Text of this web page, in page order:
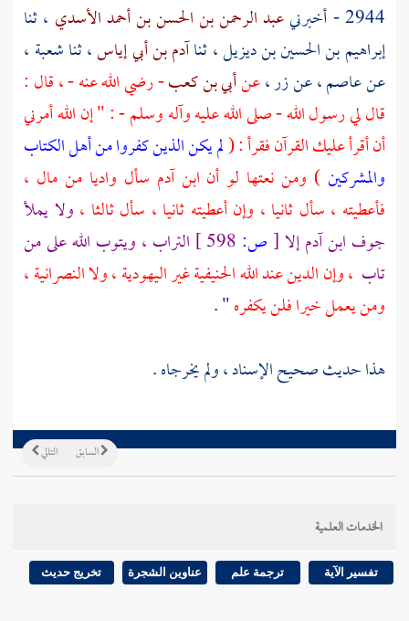
2944 - أخبرني عبد الرحمن بن الحسن بن أحمد الأسدي ، ثنا
إبراهيم بن الحسين بن ديزيل، ثناآدم بن أبي إياس، ثناشعبة ،
عنعاصم، عنزر،عنأبي بن كعب- رضي الله عنه - ، قال :
قال لي رسول الله - صلى الله عليه وآله وسلم - : " إن الله أمرني
أن أقرأ عليك القرآن فقرأ : (لم يكن الذين كفروا من أهل الكتاب
والمشركين) ومن نعتها لو أن ابن آدم سأل واديا من مال ،
فأعطيته ، سأل ثانيا ، وإن أعطيته ثانيا ، سأل ثالثا ، ولا يملأ
جوف ابنآدمإلا[ص:
التراب ، ويتوب الله على من
تاب ، وإن الدين عند الله الحنيفية غير اليهودية ، ولا النصرانية ،
ومن يعمل خيرا فلن يكفره" .
هذا حديث صحيح الإسناد ، ولم يخرجاه .
التالي السابق
الخدمات العلمية
تفسير الآية ترجمة علم عناوين الشجرة تخريج حديث